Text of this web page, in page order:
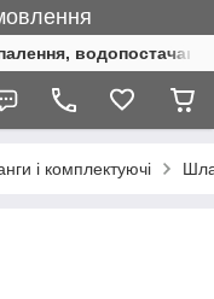
водопостачання
і комплектуючі